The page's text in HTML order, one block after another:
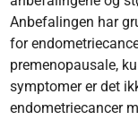
Anbefalingen har
for
premenopausale,
symptomer er det
endometriecancer